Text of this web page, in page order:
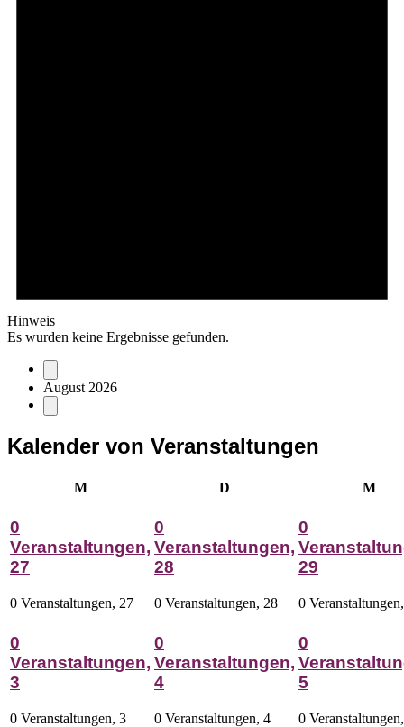
Hinweis
Es wurden keine Ergebnisse gefunden.
August 2026
Kalender von Veranstaltungen
MMontag D M
0
Veranstaltungen,
27
0 Veranstaltungen, 27
0
Veranstaltungen,
28
0 Veranstaltungen, 28
0
29
0
0
Veranstaltungen,
3
0 Veranstaltungen, 3
0
Veranstaltungen,
4
0 Veranstaltungen, 4
0
5
0